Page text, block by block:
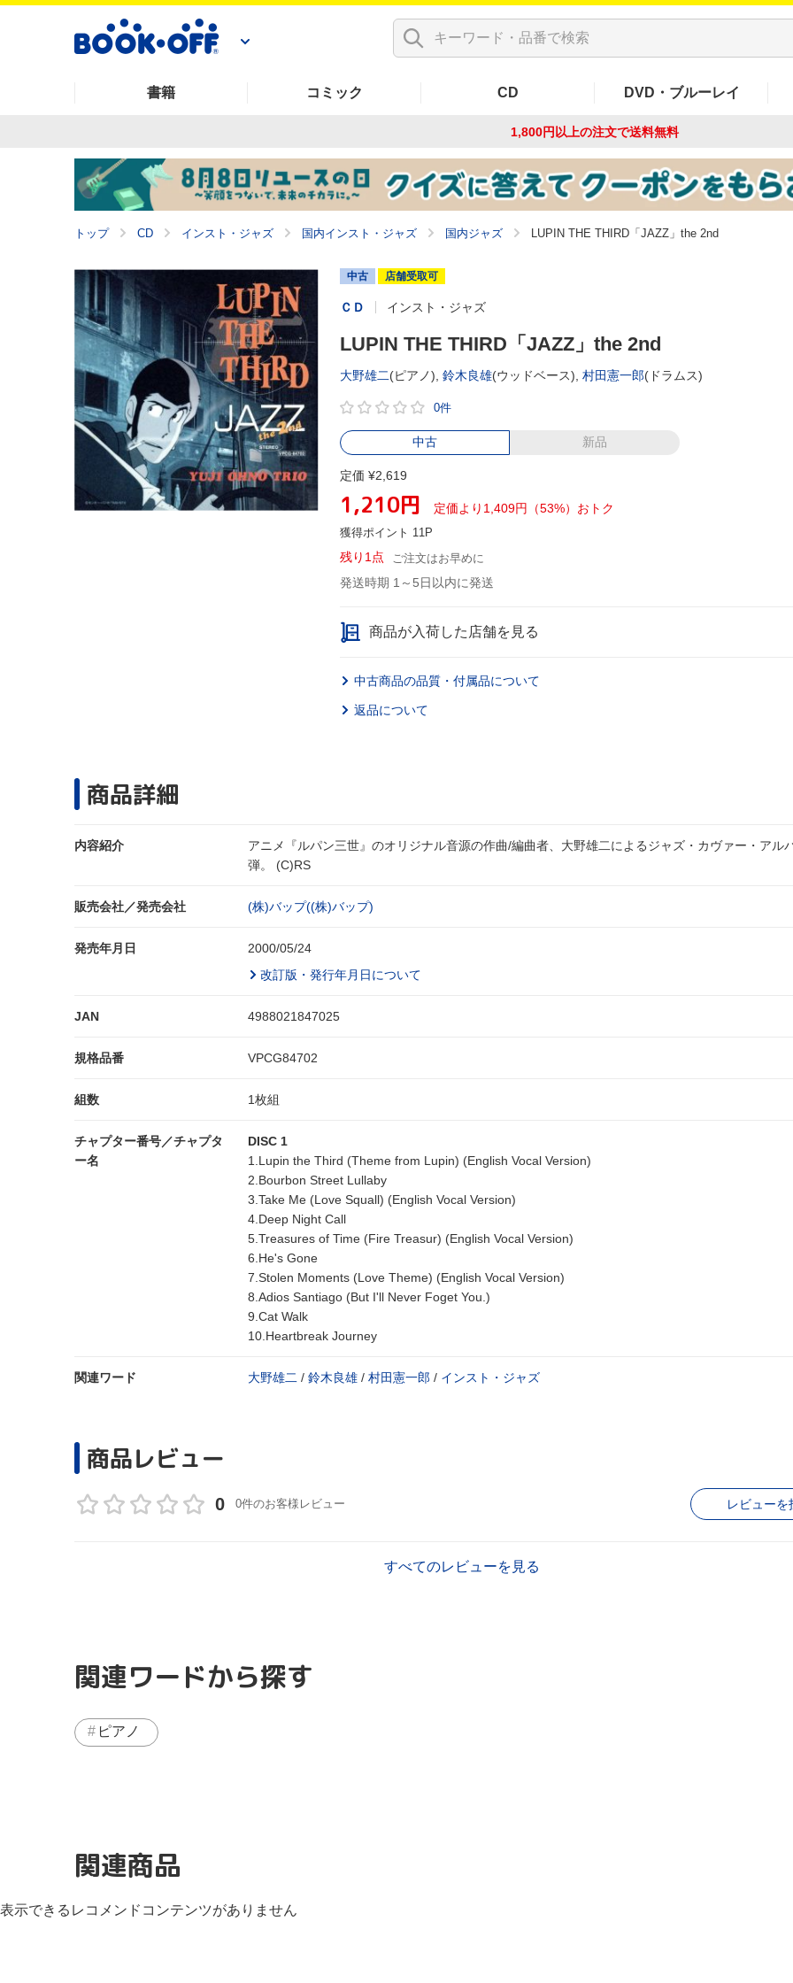
書籍 コミック CD DVD・ブルーレイ
1,800円以上の注文で送料無料
トップ CD インスト・ジャズ 国内インスト・ジャズ 国内ジャズ LUPIN THE THIRD「JAZZ」the 2nd
中古 店舗受取可
ＣＤ インスト・ジャズ
LUPIN THE THIRD「JAZZ」the 2nd
大野雄二(ピアノ), 鈴木良雄(ウッドベース), 村田憲一郎(ドラムス)
0件
中古 新品
定価 ¥2,619
1,210円 定価より1,409円（53%）おトク
獲得ポイント 11P
残り1点 ご注文はお早めに
発送時期 1～5日以内に発送
商品が入荷した店舗を見る
中古商品の品質・付属品について
返品について
商品詳細
内容紹介
アニメ『ルパン三世』のオリジナル音源の作曲/編曲者、大野雄二によるジャズ・カヴァー・アル
弾。 (C)RS
販売会社／発売会社 (株)バップ((株)バップ)
発売年月日
2000/05/24
改訂版・発行年月日について
JAN 4988021847025
規格品番 VPCG84702
組数 1枚組
チャプター番号／チャプタ
ー名
DISC 1
1.Lupin the Third (Theme from Lupin) (English Vocal Version)
2.Bourbon Street Lullaby
3.Take Me (Love Squall) (English Vocal Version)
4.Deep Night Call
5.Treasures of Time (Fire Treasur) (English Vocal Version)
6.He's Gone
7.Stolen Moments (Love Theme) (English Vocal Version)
8.Adios Santiago (But I'll Never Foget You.)
9.Cat Walk
10.Heartbreak Journey
関連ワード 大野雄二 / 鈴木良雄 / 村田憲一郎 / インスト・ジャズ
商品レビュー
0 0件のお客様レビュー レビューを
すべてのレビューを見る
関連ワードから探す
ピアノ
関連商品
表示できるレコメンドコンテンツがありません